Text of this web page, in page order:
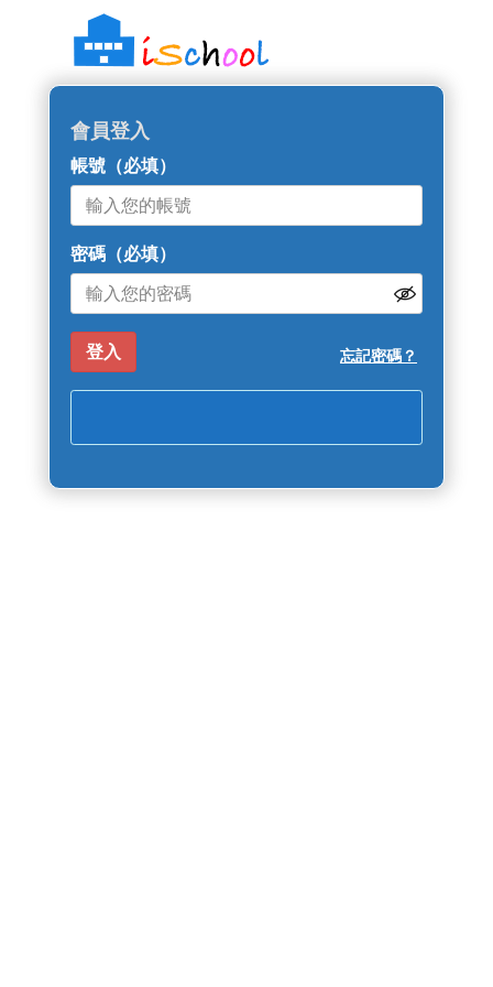
::: 跳過主導覽區塊
會員登入
帳號 （必填）
密碼 （必填）
忘記密碼？